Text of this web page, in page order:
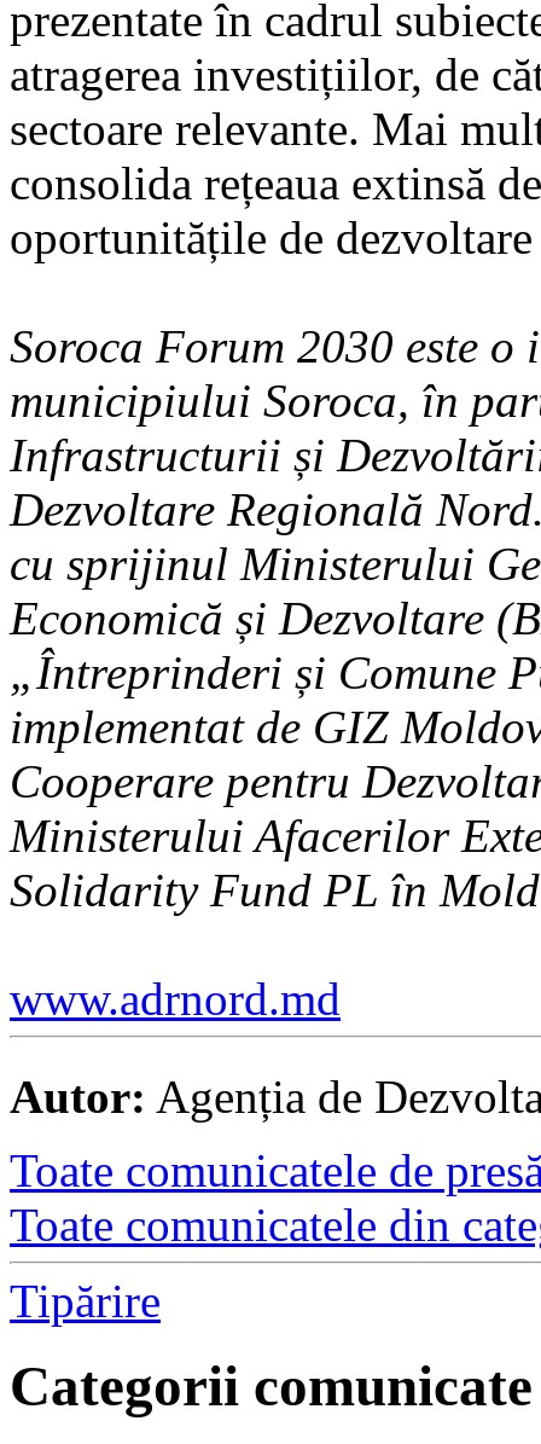
prezentate în cadrul
atragerea investițiilor, de
sectoare relevante. Mai
consolida rețeaua extinsă
oportunitățile de
Soroca Forum 2030 este
municipiului Soroca, în
Infrastructurii și
Dezvoltare Regională
cu sprijinul Ministerului
Economică și Dezvoltare
„Întreprinderi și Comune
implementat de GIZ
Cooperare pentru
Ministerului Afacerilor
Solidarity Fund PL în
www.adrnord.md
Autor: Agenția de
Toate comunicatele de
Toate comunicatele din
Tipărire
Categorii comunicate